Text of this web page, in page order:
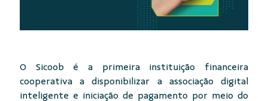
O Sicoob é a primeira instituição financeira
cooperativa a disponibilizar a associação digital
inteligente e iniciação de pagamento por meio do